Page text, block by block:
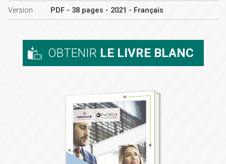
Version PDF - 38 pages - 2021 - Français
OBTENIR LE LIVRE BLANC